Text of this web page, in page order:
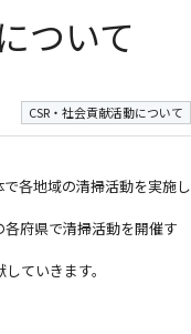
ついて
CSR・社会貢献活動について
各地域の清掃活動を実施し
府県で清掃活動を開催す
ていきます。